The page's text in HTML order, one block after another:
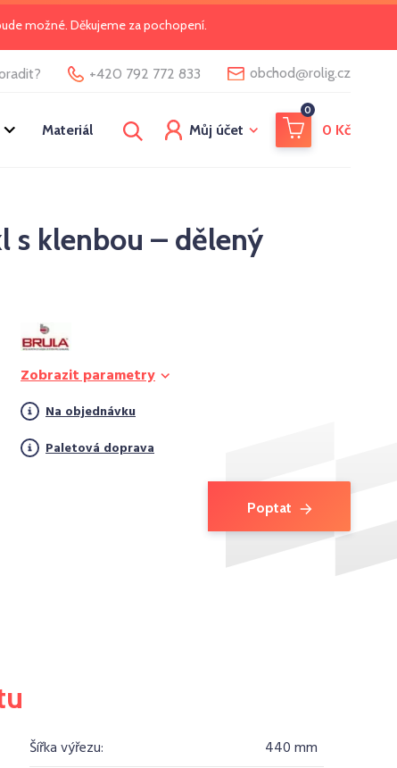
možné. Děkujeme za pochopení.
+420 792 772 833 obchod@rolig.cz
Materiál Můj účet
0
0 Kč
s klenbou – dělený
Zobrazit parametry
Na objednávku
Paletová doprava
Poptat
Šířka výřezu:
440 mm